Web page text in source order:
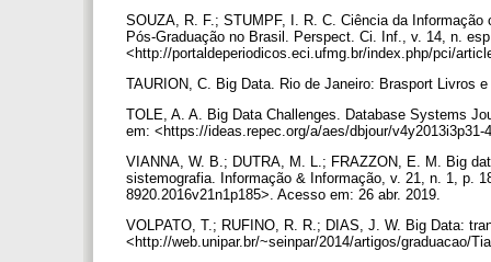
SOUZA, R. F.; STUMPF, I. R. C. Ciência da
Pós-Graduação no Brasil. Perspect. Ci. Inf., v. 14, n.
<http://portaldeperiodicos.eci.ufmg.br/index.php/pci/
TAURION, C. Big Data. Rio de Janeiro: Brasport Livros
TOLE, A. A. Big Data Challenges. Database Systems
em: <https://ideas.repec.org/a/aes/dbjour/
VIANNA, W. B.; DUTRA, M. L.; FRAZZON, E. M. Big
sistemografia. Informação & Informação, v. 21, n. 1, p.
8920.2016v21n1p185>. Acesso em: 26 abr. 2019.
VOLPATO, T.; RUFINO, R. R.; DIAS, J. W. Big Data:
<http://web.unipar.br/~seinpar/2014/artigos/graduacao/